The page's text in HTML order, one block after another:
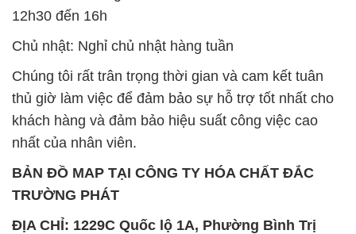
12h30 đến 16h
Chủ nhật: Nghỉ chủ nhật hàng tuần
Chúng tôi rất trân trọng thời gian và cam kết tuân
thủ giờ làm việc để đảm bảo sự hỗ trợ tốt nhất cho
khách hàng và đảm bảo hiệu suất công việc cao
nhất của nhân viên.
BẢN ĐỒ MAP TẠI CÔNG TY HÓA CHẤT ĐẮC
TRƯỜNG PHÁT
ĐỊA CHỈ: 1229C Quốc lộ 1A, Phường Bình Trị